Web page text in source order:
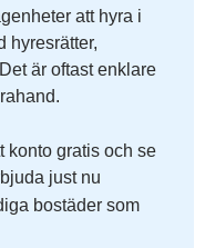
att hyra i
hyresrätter,
är oftast enklare
konto gratis och se
just nu
bostäder som